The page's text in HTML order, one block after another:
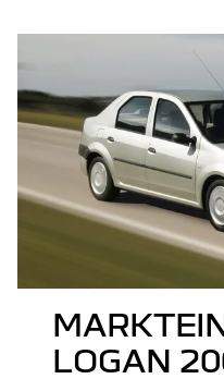
LOGAN